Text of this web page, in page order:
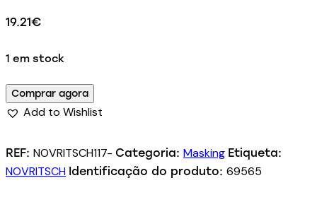
19.21€
1 em stock
Comprar agora
Add to Wishlist
REF: NOVRITSCH117- Categoria: Masking Etiqueta:
NOVRITSCH Identificação do produto: 69565